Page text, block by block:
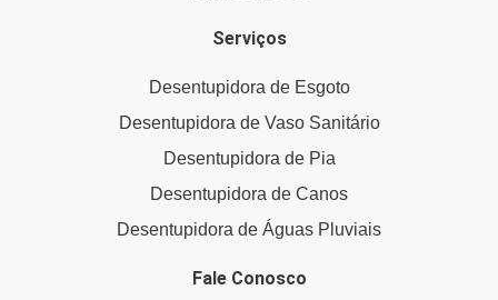
Serviços
Desentupidora de Esgoto
Desentupidora de Vaso Sanitário
Desentupidora de Pia
Desentupidora de Canos
Desentupidora de Águas Pluviais
Fale Conosco